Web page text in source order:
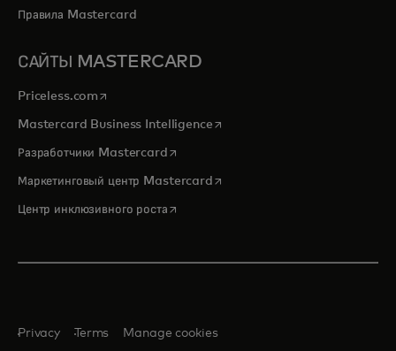
Правила Mastercard
САЙТЫ MASTERCARD
Priceless.com opens in a new tab
Mastercard Business Intelligenceopens in a new tab
Разработчики Mastercardopens in a new tab
Маркетинговый центр Mastercardopens in a new tab
Центр инклюзивного ростаopens in a new tab
Privacy Terms Manage cookies